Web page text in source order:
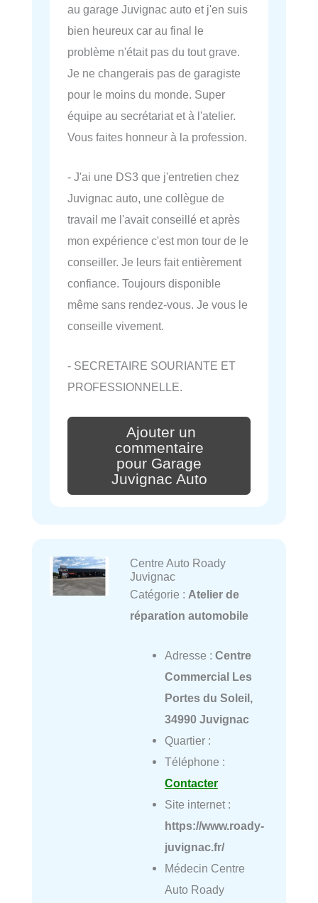
au garage Juvignac auto et j'en suis
bien heureux car au final le
problème n'était pas du tout grave.
Je ne changerais pas de garagiste
pour le moins du monde. Super
équipe au secrétariat et à l'atelier.
Vous faites honneur à la profession.
- J'ai une DS3 que j'entretien chez
Juvignac auto, une collègue de
travail me l'avait conseillé et après
mon expérience c'est mon tour de le
conseiller. Je leurs fait entièrement
confiance. Toujours disponible
même sans rendez-vous. Je vous le
conseille vivement.
- SECRETAIRE SOURIANTE ET
PROFESSIONNELLE.
Ajouter un
commentaire
pour Garage
Juvignac Auto
Centre Auto Roady
Juvignac
Catégorie : Atelier de
réparation automobile
Adresse : Centre
Commercial Les
Portes du Soleil,
34990 Juvignac
Quartier :
Téléphone :
Contacter
Site internet :
https://www.roady-
juvignac.fr/
Médecin Centre
Auto Roady